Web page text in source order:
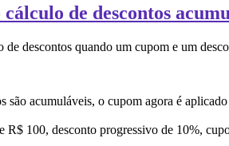
de descontos
de descontos quando um
são acumuláveis, o cupom agora é
R$ 100, desconto progressivo de 10%,